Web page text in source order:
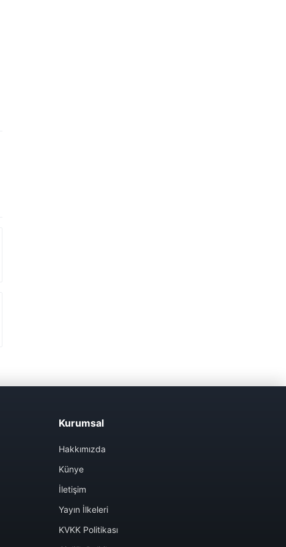
Kurumsal
Hakkımızda
Künye
İletişim
Yayın İlkeleri
KVKK Politikası